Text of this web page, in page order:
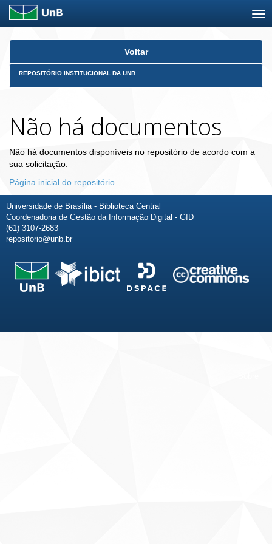
Skip
Voltar
REPOSITÓRIO INSTITUCIONAL DA UNB
Não há documentos
Não há documentos disponíveis no repositório de acordo com a
sua solicitação.
Página inicial do repositório
Universidade de Brasília - Biblioteca Central
Coordenadoria de Gestão da Informação Digital - GID
(61) 3107-2683
repositorio@unb.br